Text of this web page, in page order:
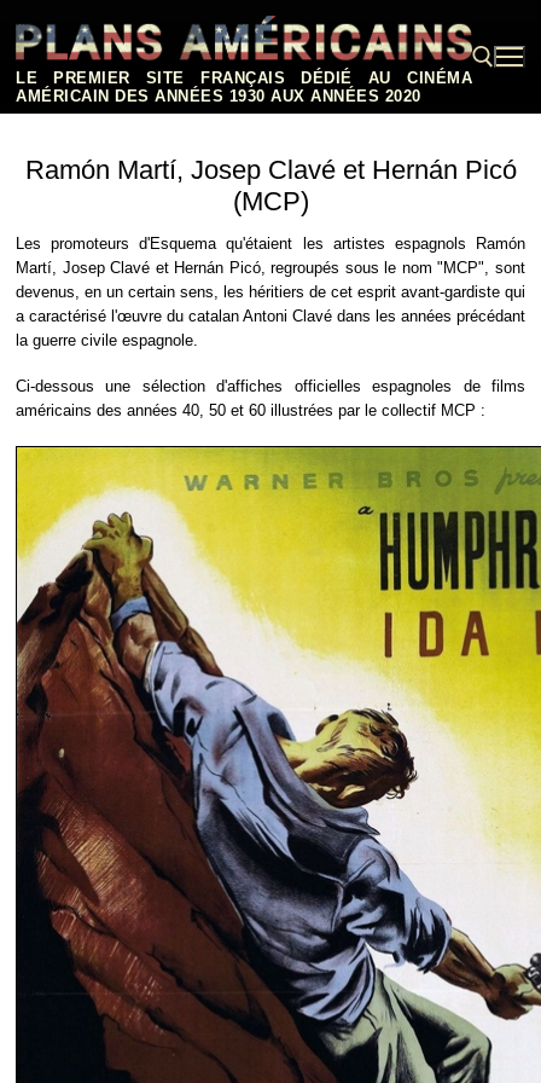
contenu
LE PREMIER SITE FRANÇAIS DÉDIÉ AU CINÉMA
AMÉRICAIN DES ANNÉES 1930 AUX ANNÉES 2020
Ramón Martí, Josep Clavé et Hernán Picó
(MCP)
Les promoteurs d'Esquema qu'étaient les artistes espagnols Ramón
Martí, Josep Clavé et Hernán Picó, regroupés sous le nom "MCP", sont
devenus, en un certain sens, les héritiers de cet esprit avant-gardiste qui
a caractérisé l'œuvre du catalan Antoni Clavé dans les années précédant
la guerre civile espagnole.
Ci-dessous une sélection d'affiches officielles espagnoles de films
américains des années 40, 50 et 60 illustrées par le collectif MCP :